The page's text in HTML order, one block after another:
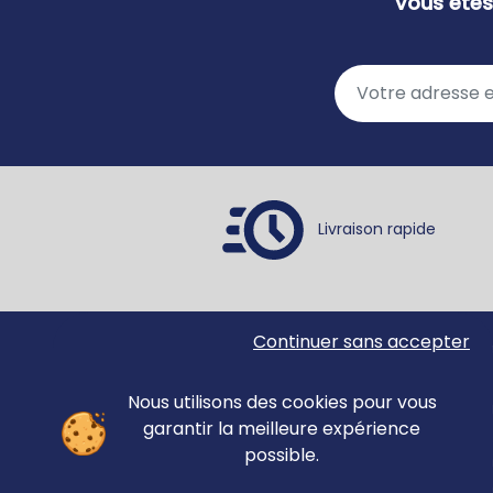
Repérage spatial - Mémoire
Résolution de problèmes
Sémantique
Syllabes
Livraison rapide
62330 ISBERGUES
Continuer sans accepter
Nous utilisons des cookies pour vous
garantir la meilleure expérience
possible.